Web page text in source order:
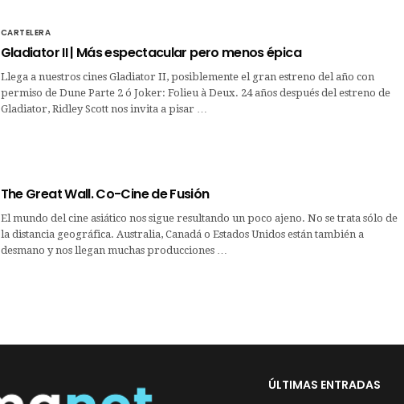
CARTELERA
Gladiator II | Más espectacular pero menos épica
Llega a nuestros cines Gladiator II, posiblemente el gran estreno del año con
permiso de Dune Parte 2 ó Joker: Folieu à Deux. 24 años después del estreno de
Gladiator, Ridley Scott nos invita a pisar …
The Great Wall. Co-Cine de Fusión
El mundo del cine asiático nos sigue resultando un poco ajeno. No se trata sólo de
la distancia geográfica. Australia, Canadá o Estados Unidos están también a
desmano y nos llegan muchas producciones …
ÚLTIMAS ENTRADAS